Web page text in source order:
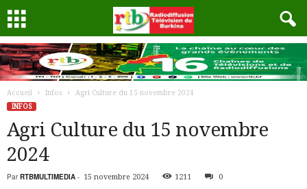
Accueil Infos
Agri Culture du 15 novembre 2024
INFOS
Agri Culture du 15 novembre
2024
Par RTBMULTIMEDIA - 15 novembre 2024 1211 0